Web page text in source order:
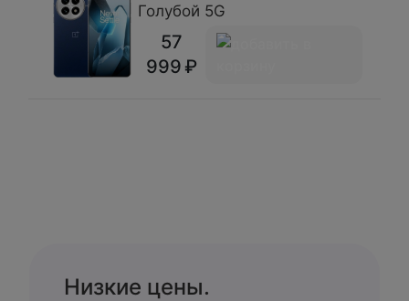
Голубой 5G
57
999
Низкие цены.